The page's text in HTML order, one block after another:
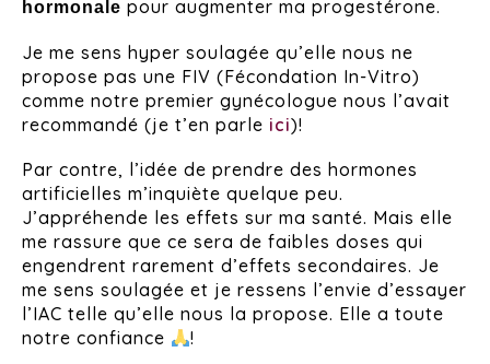
hormonale pour augmenter ma progestérone.
Je me sens hyper soulagée qu’elle nous ne
propose pas une FIV (Fécondation In-Vitro)
comme notre premier gynécologue nous l’avait
recommandé (je t’en parle ici)!
Par contre, l’idée de prendre des hormones
artificielles m’inquiète quelque peu.
J’appréhende les effets sur ma santé. Mais elle
me rassure que ce sera de faibles doses qui
engendrent rarement d’effets secondaires. Je
me sens soulagée et je ressens l’envie d’essayer
l’IAC telle qu’elle nous la propose. Elle a toute
notre confiance
!